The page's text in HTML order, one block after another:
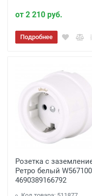
от 2 210 руб.
Подробнее
Розетка с
Ретро белый
4690389166792